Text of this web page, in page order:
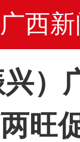
西新
兴
旺